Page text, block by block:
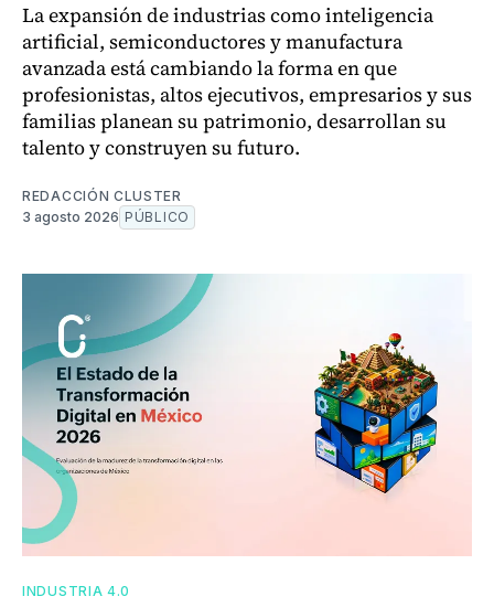
La expansión de industrias como inteligencia
artificial, semiconductores y manufactura
avanzada está cambiando la forma en que
profesionistas, altos ejecutivos, empresarios y sus
familias planean su patrimonio, desarrollan su
talento y construyen su futuro.
REDACCIÓN CLUSTER
3 agosto 2026 PÚBLICO
INDUSTRIA 4.0